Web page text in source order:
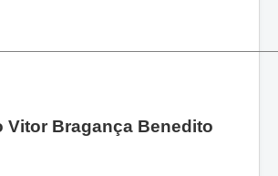
Vitor Bragança Benedito